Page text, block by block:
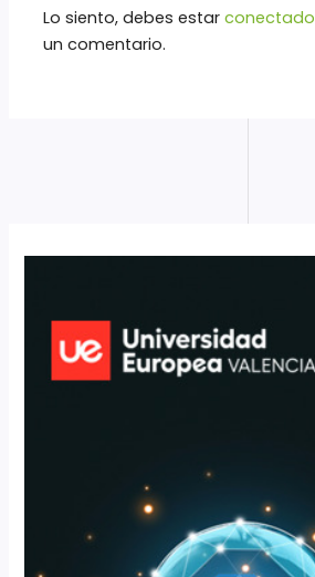
Lo siento, debes estarconectado
un comentario.